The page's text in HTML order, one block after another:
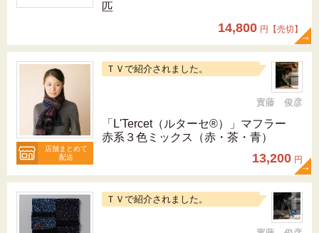
匹
14,800 円【売切】
店舗まとめて
配送
ＴＶで紹介されました。
實藤 俊彦
「L'Tercet（ルターセ®）」マフラー
赤系３色ミックス（赤・茶・青）
13,200 円
ＴＶで紹介されました。